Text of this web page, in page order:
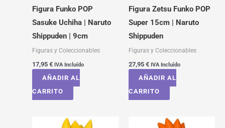
Figura Funko POP
Sasuke Uchiha | Naruto
Shippuden | 9cm
Figuras y Coleccionables
17,95 € IVA Incluído
AÑADIR AL
CARRITO
Figura Zetsu Funko POP
Super 15cm | Naruto
Shippuden
Figuras y Coleccionables
27,95 € IVA Incluído
AÑADIR AL
CARRITO